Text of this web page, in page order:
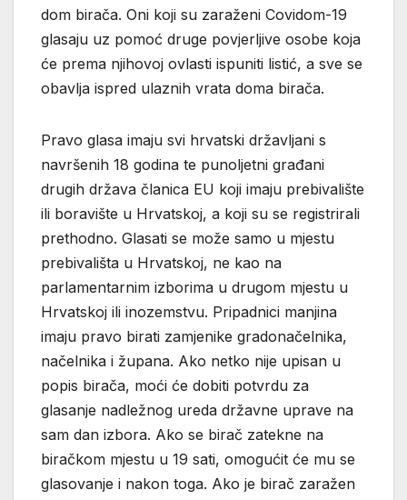
dom birača. Oni koji su zaraženi Covidom-19
glasaju uz pomoć druge povjerljive osobe koja
će prema njihovoj ovlasti ispuniti listić, a sve se
obavlja ispred ulaznih vrata doma birača.
Pravo glasa imaju svi hrvatski državljani s
navršenih 18 godina te punoljetni građani
drugih država članica EU koji imaju prebivalište
ili boravište u Hrvatskoj, a koji su se registrirali
prethodno. Glasati se može samo u mjestu
prebivališta u Hrvatskoj, ne kao na
parlamentarnim izborima u drugom mjestu u
Hrvatskoj ili inozemstvu. Pripadnici manjina
imaju pravo birati zamjenike gradonačelnika,
načelnika i župana. Ako netko nije upisan u
popis birača, moći će dobiti potvrdu za
glasanje nadležnog ureda državne uprave na
sam dan izbora. Ako se birač zatekne na
biračkom mjestu u 19 sati, omogućit će mu se
glasovanje i nakon toga. Ako je birač zaražen